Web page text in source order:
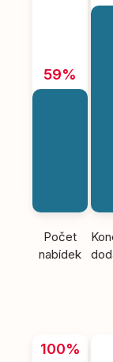
59%
Počet
nabídek
100%